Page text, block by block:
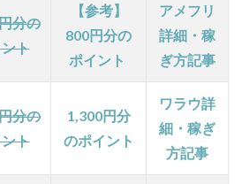
分の
ト
【参考】
800円分の
ポイント
アメフリ
詳細・稼
ぎ方記事
分の
ト
1,300円分
のポイント
ワラウ詳
細・稼ぎ
方記事